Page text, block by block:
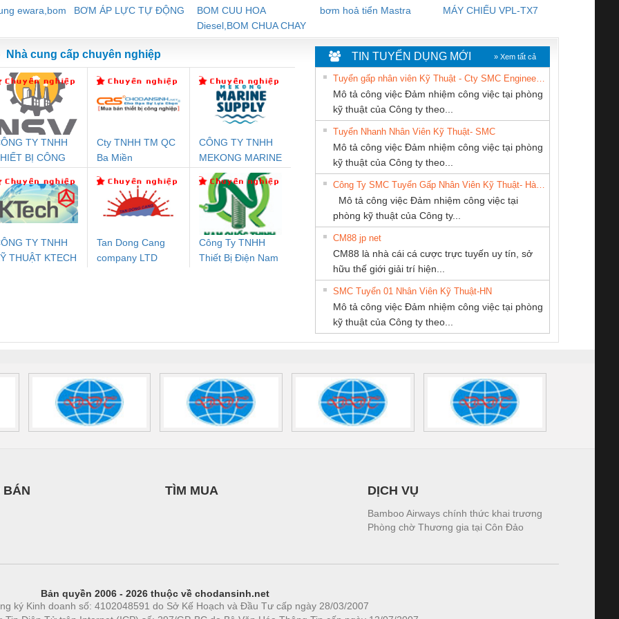
ewara,bom
BƠM ÁP LỰC TỰ ĐỘNG
BOM CUU HOA
Diesel,BOM CHUA CHAY
bơm hoả tiển Mastra MÁY CHIẾU VPL-TX7
An Toàn
Contact
1NO-
24DC-SP -
Rơ Le An Toàn
Phoenix Contact
PSR-SCP-
24UC/ESL4/3X1/1X2/B
- 2981059
Điện AC
Mô-đun Ắc Quy UPS
Bộ Lặp Tín Hiệu
PROFIBUS Phoenix
Contact PSI-REP-
PROFIBUS/12MB -
2708863
Rơ Le An Toàn
Phoenix Contact
2986960 – PSR-
SCP-
24DC/FSP/2X1/1X2
Rơ Le An Toàn
Bộ giám sát chuỗi
tấm pin
TRANSCLINIC 16I+
1K5 H (2502520000)
Bộ giám sát chuỗi
tấm pin
TRANSCLINIC 16I+
1K5 L (2433950000)
Bộ giám sát dòng
TRANSCLINIC 16I+
(2008130000)
Bộ chỉnh lưu nguồn
điện TRANSCLINIC
BKE 1K5.4
(7791400879)2. Giá
Nẹp nhôm chống
trơn Đà Nẵng
Nhà cung cấp chuyên nghiệp
TY TNHH
BỊ CÔNG
VIỆT
Cty TNHH TM QC
Ba Miền
CÔNG TY TNHH
MEKONG MARINE
SUPPLY
TY TNHH
THUẬT KTECH
Tan Dong Cang
company LTD
Công Ty TNHH
Thiết Bị Điện Nam
CÔNG TY TNHH
THƯƠNG MẠI
DỊCH VỤ KỸ
THUẬT ĐIỆN CƠ
GIA HƯNG PHÁT
CÔNG TY CP TỰ
ĐỘNG TIẾN
HƯNG
Công ty TNHH
Ba Miền
CÔNG TY CỔ
PHẦN TỰ ĐỘNG
TIẾN HƯNG
THƯƠNG MẠI
THIÊN ÂN VIỆT
NAM
KINH DOANH
TIN TUYỂN DỤNG MỚI » Xem tất cả
Mô tả công việc Đảm nhiệm công việc tại phòng
kỹ thuật của Công ty theo...
Tuyển Nhanh Nhân Viên Kỹ Thuật- SMC
Mô tả công việc Đảm nhiệm công việc tại phòng
kỹ thuật của Công ty theo...
Mô tả công việc Đảm nhiệm công việc tại
phòng kỹ thuật của Công ty...
CM88 jp net
CM88 là nhà cái cá cược trực tuyến uy tín, sở
hữu thế giới giải trí hiện...
SMC Tuyển 01 Nhân Viên Kỹ Thuật-HN
Mô tả công việc Đảm nhiệm công việc tại phòng
kỹ thuật của Công ty theo...
BÁN TÌM MUA DỊCH VỤ
Bamboo Airways chính thức khai trương
Phòng chờ Thương gia tại Côn Đảo
Bản quyền 2006 - 2026 thuộc về chodansinh.net
ký Kinh doanh số: 4102048591 do Sở Kế Hoạch và Đầu Tư cấp ngày 28/03/2007